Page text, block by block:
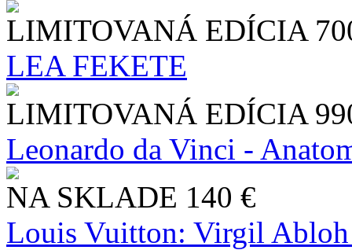
LIMITOVANÁ EDÍCIA
LEA FEKETE
LIMITOVANÁ EDÍCIA
Leonardo da Vinci -
NA SKLADE 140 €
Louis Vuitton: Virgil